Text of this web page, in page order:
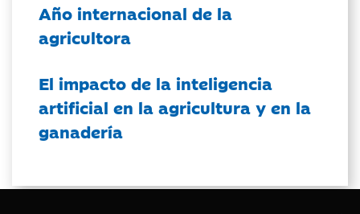
Año internacional de la
agricultora
El impacto de la inteligencia
artificial en la agricultura y en la
ganadería